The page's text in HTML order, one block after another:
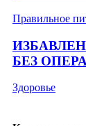
Правильное
БЕЗ
Здоровье